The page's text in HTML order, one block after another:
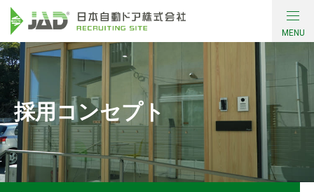
MENU
会社について
働く環境・制度
採用情報
コンテンツ
採用コンセプト